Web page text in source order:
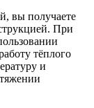
вы получаете
При
тёплого
и